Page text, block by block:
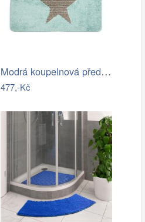
Modrá koupelnová předložka s hvězdou -…
477,-Kč